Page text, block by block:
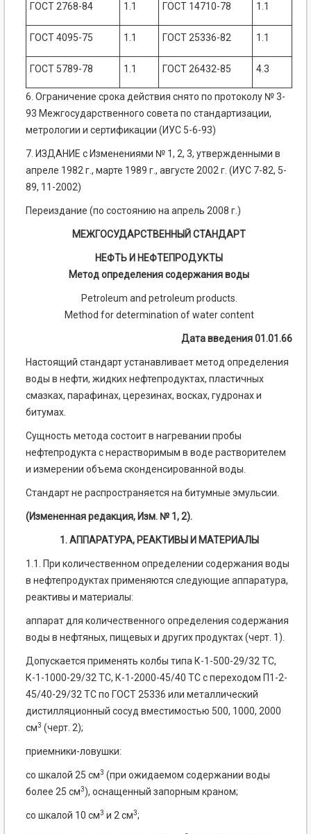
ГОСТ 2768-84 1.1 ГОСТ 14710-78 1.1
ГОСТ 4095-75 1.1 ГОСТ 25336-82 1.1
ГОСТ 5789-78 1.1 ГОСТ 26432-85 4.3
6. Ограничение срока действия снято по протоколу № 3-
93 Межгосударственного совета по стандартизации,
метрологии и сертификации (ИУС 5-6-93)
7. ИЗДАНИЕ с Изменениями № 1, 2, 3, утвержденными в
апреле 1982 г., марте 1989 г., августе 2002 г. (ИУС 7-82, 5-
89, 11-2002)
Переиздание (по состоянию на апрель 2008 г.)
МЕЖГОСУДАРСТВЕННЫЙ СТАНДАРТ
НЕФТЬ И НЕФТЕПРОДУКТЫ
Метод определения содержания воды
Petroleum and petroleum products.
Method for determination of water content
Дата введения 01.01.66
Настоящий стандарт устанавливает метод определения
воды в нефти, жидких нефтепродуктах, пластичных
смазках, парафинах, церезинах, восках, гудронах и
битумах.
Сущность метода состоит в нагревании пробы
нефтепродукта с нерастворимым в воде растворителем
и измерении объема сконденсированной воды.
Стандарт не распространяется на битумные эмульсии.
(Измененная редакция, Изм. № 1, 2).
1 . АППАРАТУРА, РЕАКТИВЫ И МАТЕРИАЛЫ
1.1. При количественном определении содержания воды
в нефтепродуктах применяются следующие аппаратура,
реактивы и материалы:
аппарат для количественного определения содержания
воды в нефтяных, пищевых и других продуктах (черт. 1).
Допускается применять колбы типа К-1-500-29/32 ТС,
К-1-1000-29/32 ТС, К-1-2000-45/40 ТС с переходом П1-2-
45/40-29/32 ТС по ГОСТ 25336 или металлический
дистилляционный сосуд вместимостью 500, 1000, 2000
см3 (черт. 2);
приемники-ловушки:
со шкалой 25 см3 (при ожидаемом содержании воды
более 25 см3), оснащенный запорным краном;
со шкалой 10 см3 и 2 см3;